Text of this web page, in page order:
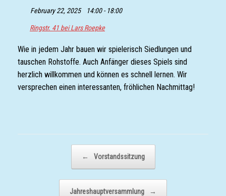
February 22, 2025 14:00 - 18:00
Ringstr. 41 bei Lars Roepke
Wie in jedem Jahr bauen wir spielerisch Siedlungen und
tauschen Rohstoffe. Auch Anfänger dieses Spiels sind
herzlich willkommen und können es schnell lernen. Wir
versprechen einen interessanten, fröhlichen Nachmittag!
← Vorstandssitzung
Jahreshauptversammlung →